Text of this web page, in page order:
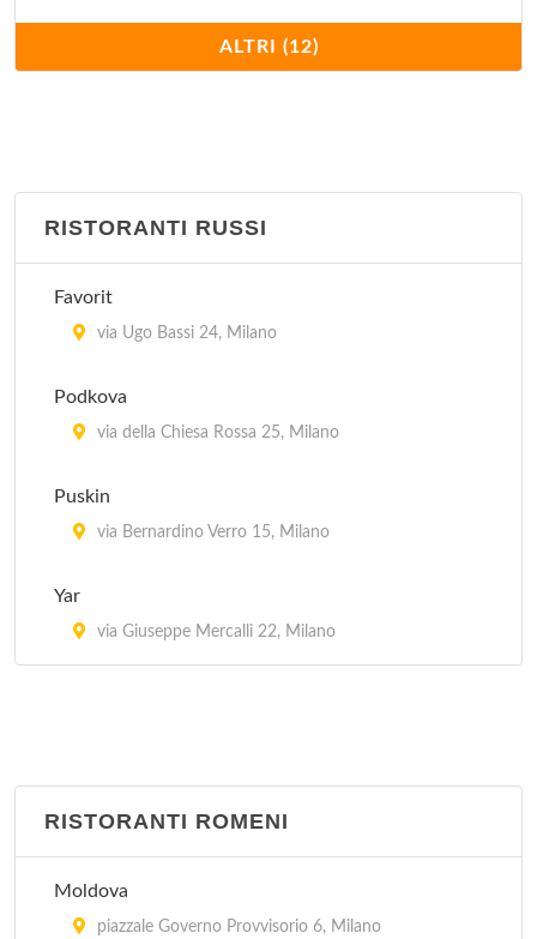
via Ruggero Bonghi 12, Milano
Milano
Llevataps
via Ariberto 31, Milano
via Ludovico Montegani 68, Milano
via Lodovico il Moro 61, Milano
ALTRI (12)
RISTORANTI RUSSI
Favorit
via Ugo Bassi 24, Milano
Podkova
via della Chiesa Rossa 25, Milano
Puskin
via Bernardino Verro 15, Milano
Yar
via Giuseppe Mercalli 22, Milano
RISTORANTI ROMENI
Moldova
piazzale Governo Provvisorio 6, Milano